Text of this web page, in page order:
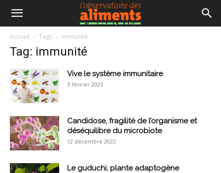
Accueil Tags Immunité
Tag: immunité
Vive le système immunitaire
3 février 2025
Candidose, fragilité de l’organisme et
déséquilibre du microbiote
12 décembre 2023
Le guduchi, plante adaptogène